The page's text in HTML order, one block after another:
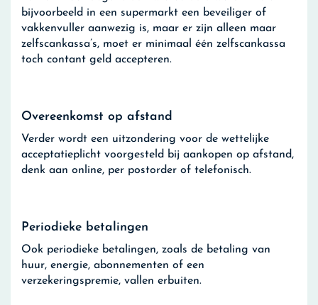
bijvoorbeeld in een supermarkt een beveiliger of
vakkenvuller aanwezig is, maar er zijn alleen maar
zelfscankassa’s, moet er minimaal één zelfscankassa
toch contant geld accepteren.
Overeenkomst op afstand
Verder wordt een uitzondering voor de wettelijke
acceptatieplicht voorgesteld bij aankopen op afstand,
denk aan online, per postorder of telefonisch.
Periodieke betalingen
Ook periodieke betalingen, zoals de betaling van
huur, energie, abonnementen of een
verzekeringspremie, vallen erbuiten.